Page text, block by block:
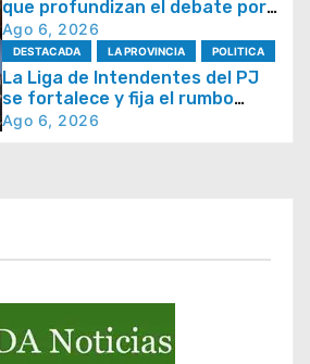
que profundizan el debate por
la seguridad y la respuesta del
Estado
Ago 6, 2026
DESTACADA LA PROVINCIA POLITICA
La Liga de Intendentes del PJ
se fortalece y fija el rumbo
hacia 2027
Ago 6, 2026